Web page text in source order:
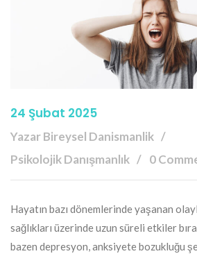
24 Şubat 2025
Yazar Bireysel Danismanlik
Psikolojik Danışmanlık
0
Hayatın bazı dönemlerinde yaşanan
sağlıkları üzerinde uzun süreli etkiler
bazen depresyon, anksiyete bozukluğu